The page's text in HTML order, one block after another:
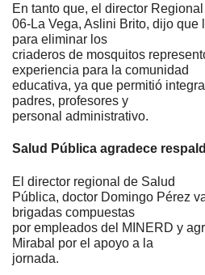
En tanto que, el director Regional
06-La Vega, Aslini Brito, dijo que
para eliminar los
criaderos de mosquitos
experiencia para la comunidad
educativa, ya que permitió
padres, profesores y
personal administrativo.
Salud Pública agradece
El director regional de Salud
Pública, doctor Domingo Pérez
brigadas compuestas
por empleados del MINERD y
Mirabal por el apoyo a la
jornada.